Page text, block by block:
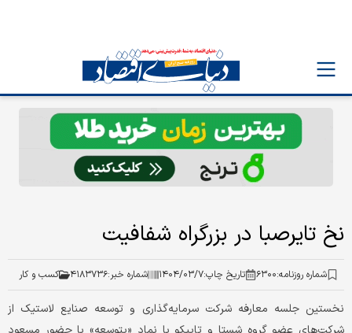
نخ تایرصبا در بزرگراه شفافیت
شماره روزنامه:۶۳۰۰ تاریخ چاپ:۱۴۰۴/۰۳/۷ شماره خبر:۴۱۸۳۷۳۶ کسب و کار
نخستین جلسه معارفه شرکت سرمایه‌گذاری و توسعه صنایع لاستیک از